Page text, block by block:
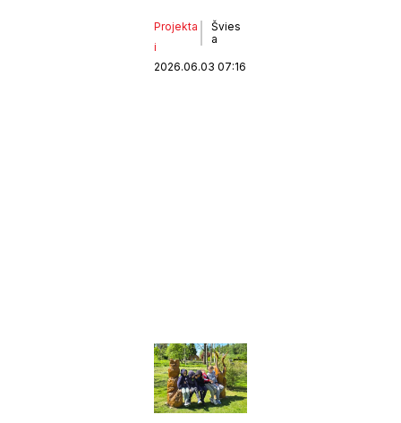
Projekta
i
Švies
a
2026.06.03 07:16